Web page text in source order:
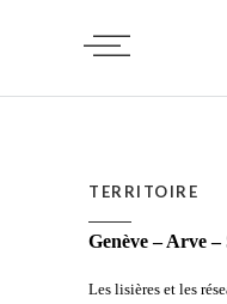
TERRITOIRE
Genève – Arve
Les lisières et les